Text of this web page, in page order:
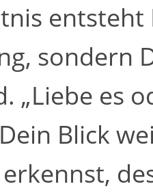
sondern
„Liebe es
Blick